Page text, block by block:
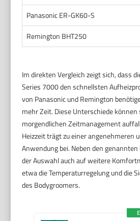
Panasonic ER-GK60-S
Remington BHT250
Im direkten Vergleich zeigt sich, dass
Series 7000 den schnellsten
von Panasonic und Remington
mehr Zeit. Diese Unterschiede können
morgendlichen Zeitmanagement
Heizzeit trägt zu einer angenehmeren
Anwendung bei. Neben den
der Auswahl auch auf weitere
etwa die Temperaturregelung und die
des Bodygroomers.